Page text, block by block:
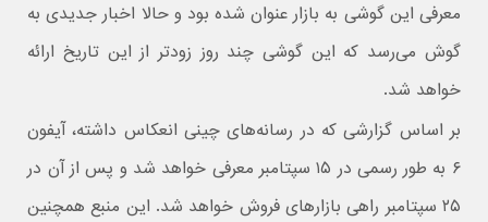
معرفی این گوشی به بازار عنوان شده بود و حالا اخبار جدیدی به
گوش می‌رسد که این گوشی چند روز زودتر از این تاریخ ارائه
خواهد شد.
بر اساس گزارشی که در رسانه‌های چینی انعکاس داشته، آیفون
۶ به طور رسمی در ۱۵ سپتامبر معرفی خواهد شد و پس از آن در
۲۵ سپتامبر راهی بازارهای فروش خواهد شد. این منبع همچنین